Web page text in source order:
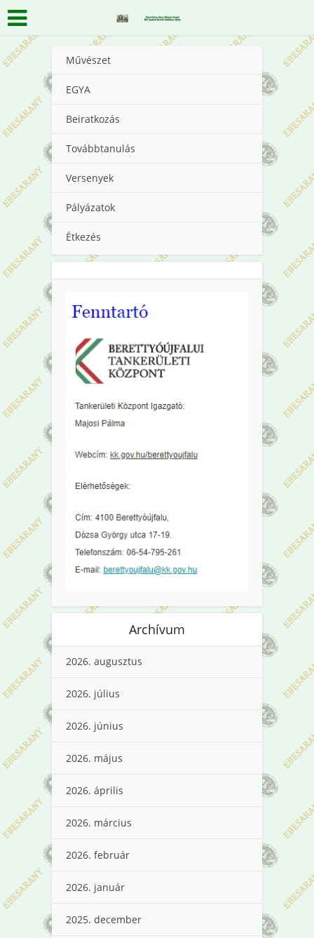
Művészet
EGYA
Beiratkozás
Továbbtanulás
Versenyek
Pályázatok
Étkezés
Archívum
2026. augusztus
2026. július
2026. június
2026. május
2026. április
2026. március
2026. február
2026. január
2025. december